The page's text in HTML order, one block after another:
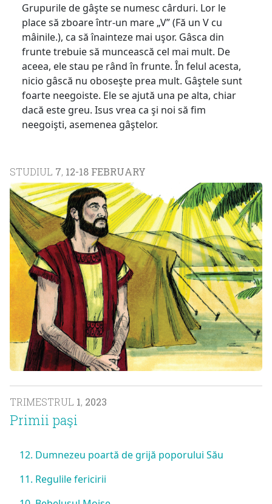
Grupurile de gâşte se numesc cârduri. Lor le
place să zboare într-un mare „V” (Fă un V cu
mâinile.), ca să înainteze mai uşor. Gâsca din
frunte trebuie să muncească cel mai mult. De
aceea, ele stau pe rând în frunte. În felul acesta,
nicio gâscă nu oboseşte prea mult. Gâştele sunt
foarte neegoiste. Ele se ajută una pe alta, chiar
dacă este greu. Isus vrea ca şi noi să fim
neegoişti, asemenea gâştelor.
STUDIUL 7, 12-18 FEBRUARY
TRIMESTRUL 1, 2023
Primii paşi
12. Dumnezeu poartă de grijă poporului Său
11. Regulile fericirii